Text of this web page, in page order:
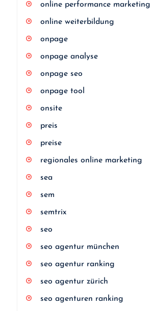
online performance marketing
online weiterbildung
onpage
onpage analyse
onpage seo
onpage tool
onsite
preis
preise
regionales online marketing
sea
sem
semtrix
seo
seo agentur münchen
seo agentur ranking
seo agentur zürich
seo agenturen ranking